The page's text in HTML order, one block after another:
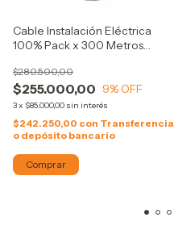
Cable Instalación Eléctrica
100% Pack x 300 Metros
Amarillo 2,5mm
$255.000,00
$280.500,00
9% OFF
3x $85.000,00 sin interés
$242.250,00 con Transferencia
o depósito bancario